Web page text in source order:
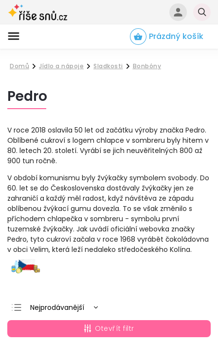
Prázdný košík
Domů
/
Jídlo a nápoje
/
Sladkosti
/
Bonbóny
Pedro
V roce 2018 oslavila 50 let od začátku výroby značka Pedro.
Oblíbené cukroví s logem chlapce v sombreru byly hitem v
80. letech 20. století. Vyrábí se jich neuvěřitelných 800 až
900 tun ročně.
V období komunismu byly žvýkačky symbolem svobody. Do
60. let se do Československa dostávaly žvýkačky jen ze
zahraničí a každý měl radost, když návštěva ze západu
oblíbenou žvýkací gumu dovezla. To se však změnilo s
příchodem chlapečka v sombreru - symbolu první
tuzemské žvýkačky. Jak uvádí oficiální webovka značky
Pedro, tyto cukroví začala v roce 1968 vyrábět čokoládovna
v obci Velim, která leží nedaleko středočeského Kolína.
Nejprodávanější
Nejlevnější
Nejdražší
Otevřít filtr